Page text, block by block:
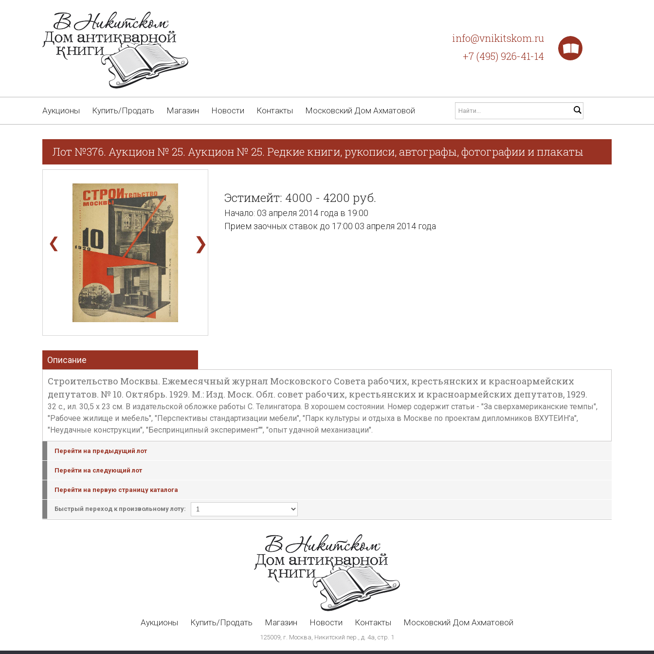
info@vnikitskom.ru
+7 (495) 926-41-14
Аукционы Купить/Продать Магазин Новости Контакты Московский Дом Ахматовой
Лот №376. Аукцион № 25. Аукцион № 25. Редкие книги, рукописи, автографы, фотографии и плакаты
❮ ❯
Эстимейт: 4000 - 4200 руб.
Начало: 03 апреля 2014 года в 19:00
Прием заочных ставок до 17:00 03 апреля 2014 года
Описание
Строительство Москвы. Ежемесячный журнал Московского Совета рабочих, крестьянских и красноармейских
депутатов. № 10. Октябрь. 1929. М.: Изд. Моск. Обл. совет рабочих, крестьянских и красноармейских депутатов, 1929.
32 с., ил. 30,5 х 23 см. В издательской обложке работы С. Телингатора. В хорошем состоянии. Номер содержит статьи - "За сверхамериканские темпы",
"Рабочее жилище и мебель", "Перспективы стандартизации мебели", "Парк культуры и отдыха в Москве по проектам дипломников ВХУТЕИН'а",
"Неудачные конструкции", "Беспринципный эксперимент"", "опыт удачной механизации".
Перейти на предыдущий лот
Перейти на следующий лот
Перейти на первую страницу каталога
Быстрый переход к произвольному лоту:
Аукционы Купить/Продать Магазин Новости Контакты Московский Дом Ахматовой
125009, г. Москва, Никитский пер., д. 4а, стр. 1